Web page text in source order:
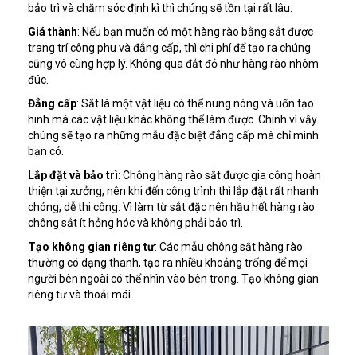
bảo trì và chăm sóc định kì thì chúng sẽ tồn tại rất lâu.
Giá thành: Nếu bạn muốn có một hàng rào bằng sắt được
trang trí công phu và đẳng cấp, thì chi phí để tạo ra chúng
cũng vô cùng hợp lý. Không qua đắt đỏ như hàng rào nhôm
đúc.
Đẳng cấp: Sắt là một vật liệu có thể nung nóng và uốn tạo
hinh mà các vật liệu khác không thể làm được. Chính vì vậy
chúng sẽ tạo ra những mẫu đặc biệt đẳng cấp mà chỉ mình
bạn có.
Lắp đặt và bảo trì: Chông hàng rào sắt được gia công hoàn
thiện tại xưởng, nên khi đến công trình thì lắp đặt rất nhanh
chóng, dễ thi công. Vì làm từ sắt đặc nên hầu hết hàng rào
chông sắt ít hỏng hóc và không phải bảo trì.
Tạo không gian riêng tư: Các mẫu chông sắt hàng rào
thường có dạng thanh, tạo ra nhiều khoảng trống để mọi
người bên ngoài có thể nhìn vào bên trong. Tạo không gian
riêng tư và thoải mái.